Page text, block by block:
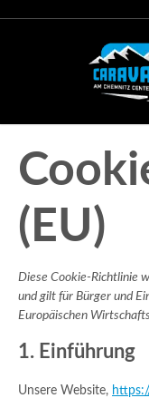
(EU)
Diese Cookie-Richtlinie
und gilt für Bürger und
Europäischen
1. Einführung
Unsere Website,